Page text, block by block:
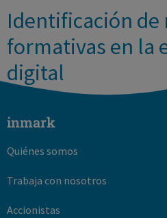
Identificación de
formativas en la
digital
inmark
Quiénes somos
Trabaja con nosotros
Accionistas